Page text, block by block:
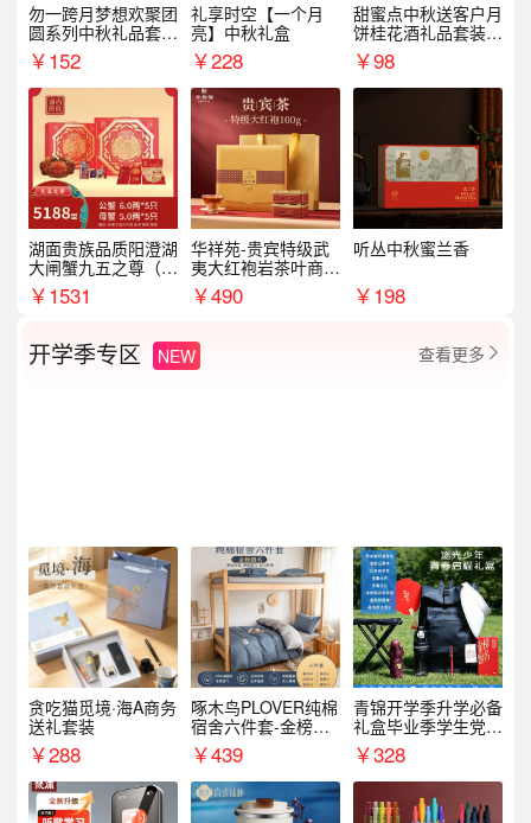
勿一跨月梦想欢聚团
圆系列中秋礼品套装
企业送客户商务伴手
礼
￥152
礼享时空【一个月
亮】中秋礼盒
￥228
甜蜜点中秋送客户月
饼桂花酒礼品套装D
AL1377
￥98
湖面贵族品质阳澄湖
大闸蟹九五之尊（卡
券）5188型
￥1531
华祥苑-贵宾特级武
夷大红袍岩茶叶商务
礼盒中秋节送长辈1
00g
￥490
听丛中秋蜜兰香
￥198
开学季专区 NEW 查看更多 
贪吃猫觅境·海A商务
送礼套装
￥288
啄木鸟PLOVER纯棉
宿舍六件套-金榜题
名
￥439
青锦开学季升学必备
礼盒毕业季学生党户
外出行备考装备礼品
￥328